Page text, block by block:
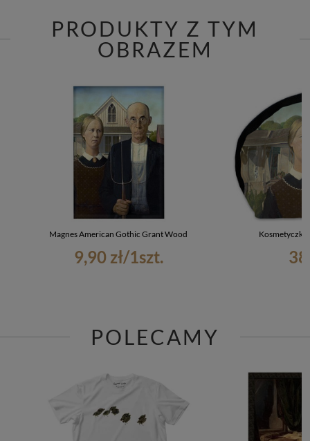
PRODUKTY Z TYM
OBRAZEM
Magnes American Gothic Grant Wood
9,90 zł/1szt.
POLECAMY